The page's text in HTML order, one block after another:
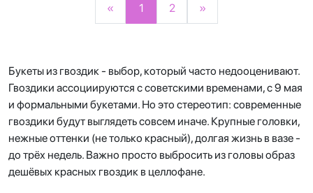
« 1 2 »
Букеты из гвоздик - выбор, который часто недооценивают.
Гвоздики ассоциируются с советскими временами, с 9 мая
и формальными букетами. Но это стереотип: современные
гвоздики будут выглядеть совсем иначе. Крупные головки,
нежные оттенки (не только красный), долгая жизнь в вазе -
до трёх недель. Важно просто выбросить из головы образ
дешёвых красных гвоздик в целлофане.